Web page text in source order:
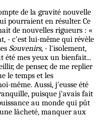
de la gravité nouvelle
pourraient en résulter. Ce
de nouvelles rigueurs : «
- c'est lui-même qui révèle
Souvenirs, - l'isolement,
été mes yeux un bienfait...
de penser, de me replier
le temps et les
même. Aussi, j'eusse été
puisque j'avais fait
au monde qui pût
lâcheté, manquer aux